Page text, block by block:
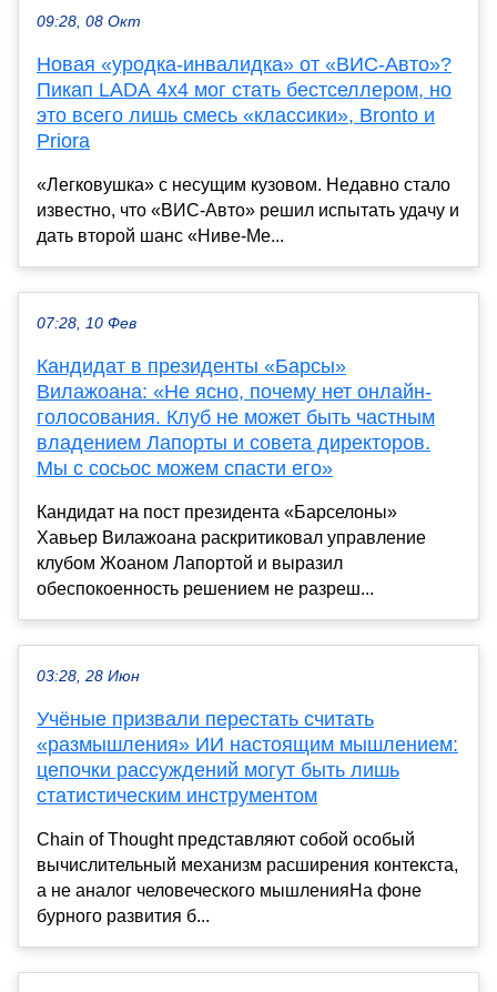
09:28, 08 Окт
Новая «уродка-инвалидка» от «ВИС-Авто»?
Пикап LADA 4x4 мог стать бестселлером, но
это всего лишь смесь «классики», Bronto и
Priora
«Легковушка» с несущим кузовом. Недавно стало
известно, что «ВИС-Авто» решил испытать удачу и
дать второй шанс «Ниве-Ме...
07:28, 10 Фев
Кандидат в президенты «Барсы»
Вилажоана: «Не ясно, почему нет онлайн-
голосования. Клуб не может быть частным
владением Лапорты и совета директоров.
Мы с сосьос можем спасти его»
Кандидат на пост президента «Барселоны»
Хавьер Вилажоана раскритиковал управление
клубом Жоаном Лапортой и выразил
обеспокоенность решением не разреш...
03:28, 28 Июн
Учёные призвали перестать считать
«размышления» ИИ настоящим мышлением:
цепочки рассуждений могут быть лишь
статистическим инструментом
Chain of Thought представляют собой особый
вычислительный механизм расширения контекста,
а не аналог человеческого мышленияНа фоне
бурного развития б...